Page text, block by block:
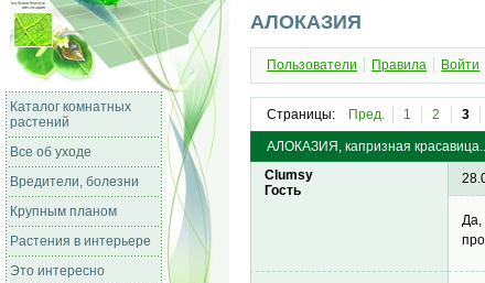
Каталог комнатных
растений
Все об уходе
Вредители, болезни
Крупным планом
Растения в интерьере
Это интересно
АЛОКАЗИЯ
Пользователи Правила Войти
Страницы: Пред. 1 2 3
АЛОКАЗИЯ, капризная
Clumsy
Гость
Да,